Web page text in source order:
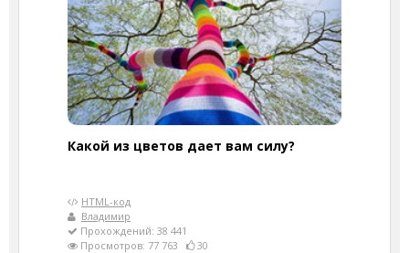
Какой из цветов дает вам силу?
HTML-код
Владимир
Прохождений: 38 441
Просмотров: 77 763
30